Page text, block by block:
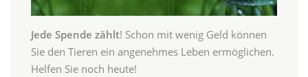
Jede Spende zählt! Schon mit wenig Geld können
Sie den Tieren ein angenehmes Leben ermöglichen.
Helfen Sie noch heute!